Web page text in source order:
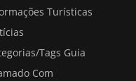
Turísticas
Tags Guia
Com